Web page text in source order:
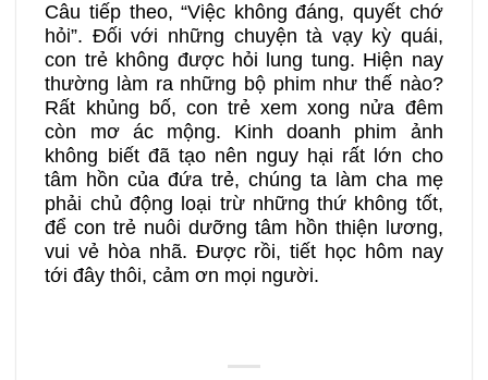
Câu tiếp theo, “Việc không đáng, quyết chớ
hỏi”. Đối với những chuyện tà vạy kỳ quái,
con trẻ không được hỏi lung tung. Hiện nay
thường làm ra những bộ phim như thế nào?
Rất khủng bố, con trẻ xem xong nửa đêm
còn mơ ác mộng. Kinh doanh phim ảnh
không biết đã tạo nên nguy hại rất lớn cho
tâm hồn của đứa trẻ, chúng ta làm cha mẹ
phải chủ động loại trừ những thứ không tốt,
để con trẻ nuôi dưỡng tâm hồn thiện lương,
vui vẻ hòa nhã. Được rồi, tiết học hôm nay
tới đây thôi, cảm ơn mọi người.